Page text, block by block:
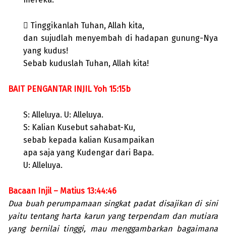
 Tinggikanlah Tuhan, Allah kita,
dan sujudlah menyembah di hadapan gunung-Nya
yang kudus!
Sebab kuduslah Tuhan, Allah kita!
BAIT PENGANTAR INJIL Yoh 15:15b
S: Alleluya. U: Alleluya.
S: Kalian Kusebut sahabat-Ku,
sebab kepada kalian Kusampaikan
apa saja yang Kudengar dari Bapa.
U: Alleluya.
Bacaan Injil – Matius 13:44:46
Dua buah perumpamaan singkat padat disajikan di sini
yaitu tentang harta karun yang terpendam dan mutiara
yang bernilai tinggi, mau menggambarkan bagaimana